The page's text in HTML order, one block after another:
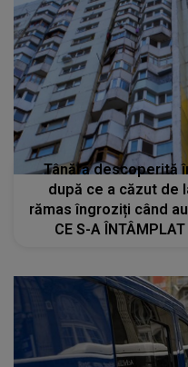
Tânără descoperită
după ce a căzut de
rămas îngroziți când
CE S-A